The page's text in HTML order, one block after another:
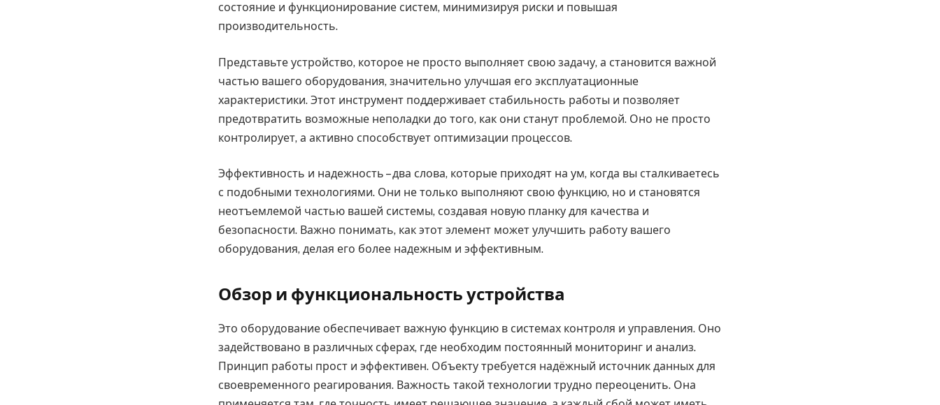
состояние и функционирование систем, минимизируя риски и повышая
производительность.
Представьте устройство, которое не просто выполняет свою задачу, а становится важной
частью вашего оборудования, значительно улучшая его эксплуатационные
характеристики. Этот инструмент поддерживает стабильность работы и позволяет
предотвратить возможные неполадки до того, как они станут проблемой. Оно не просто
контролирует, а активно способствует оптимизации процессов.
Эффективность и надежность – два слова, которые приходят на ум, когда вы сталкиваетесь
с подобными технологиями. Они не только выполняют свою функцию, но и становятся
неотъемлемой частью вашей системы, создавая новую планку для качества и
безопасности. Важно понимать, как этот элемент может улучшить работу вашего
оборудования, делая его более надежным и эффективным.
Обзор и функциональность устройства
Это оборудование обеспечивает важную функцию в системах контроля и управления. Оно
задействовано в различных сферах, где необходим постоянный мониторинг и анализ.
Принцип работы прост и эффективен. Объекту требуется надёжный источник данных для
своевременного реагирования. Важность такой технологии трудно переоценить. Она